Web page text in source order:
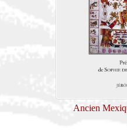
Ancien